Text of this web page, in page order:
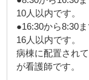
10人以内です。
●16:30から8:30
16人以内です。
病棟に配置され
が看護師です。